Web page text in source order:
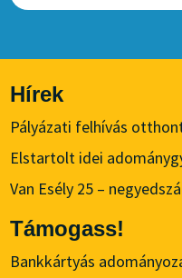
Hírek
Pályázati felhívás
Elstartolt idei
Van Esély 25 –
Támogass!
Bankkártyás